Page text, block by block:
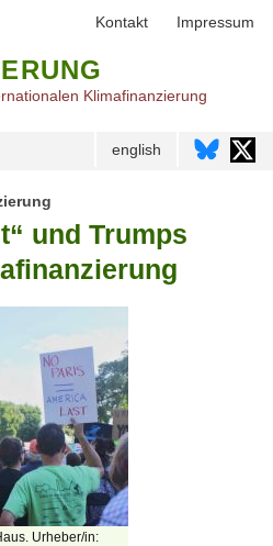
Klimafinanzierung
english
und Trumps
Urheber/in:
Kontakt Impressum